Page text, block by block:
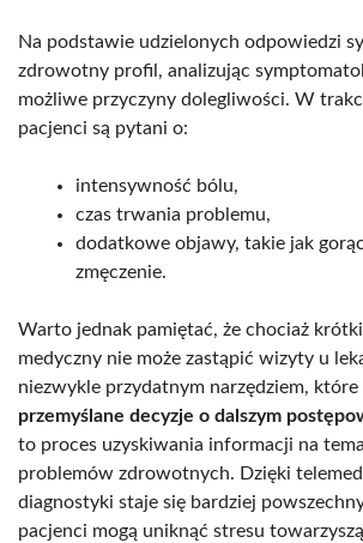
Na podstawie udzielonych odpowiedzi
zdrowotny profil, analizując
możliwe przyczyny dolegliwości. W
pacjenci są pytani o:
intensywność bólu,
czas trwania problemu,
dodatkowe objawy, takie jak
zmęczenie.
Warto jednak pamiętać, że chociaż
medyczny nie może zastąpić wizyty u
niezwykle przydatnym narzędziem, które
przemyślane decyzje o dalszym
to proces uzyskiwania informacji na
problemów zdrowotnych. Dzięki
diagnostyki staje się bardziej
pacjenci mogą uniknąć stresu